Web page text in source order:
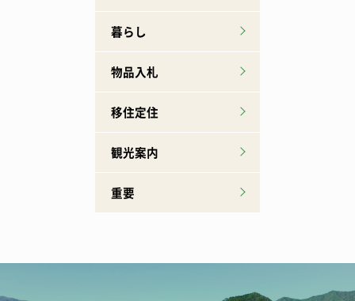
暮らし
物品入札
移住定住
観光案内
重要